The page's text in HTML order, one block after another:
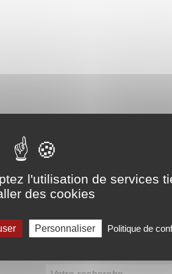
AUX
l'utilisation de services
des cookies
Personnaliser Politique de